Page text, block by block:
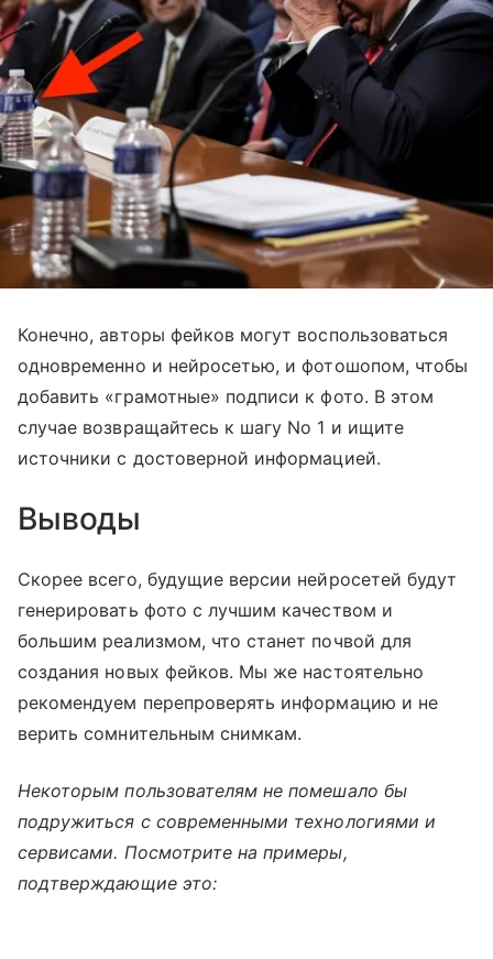
Конечно, авторы фейков могут воспользоваться
одновременно и нейросетью, и фотошопом, чтобы
добавить «грамотные» подписи к фото. В этом
случае возвращайтесь к шагу No 1 и ищите
источники с достоверной информацией.
Выводы
Скорее всего, будущие версии нейросетей будут
генерировать фото с лучшим качеством и
большим реализмом, что станет почвой для
создания новых фейков. Мы же настоятельно
рекомендуем перепроверять информацию и не
верить сомнительным снимкам.
Некоторым пользователям не помешало бы
подружиться с современными технологиями и
сервисами. Посмотрите на примеры,
подтверждающие это: